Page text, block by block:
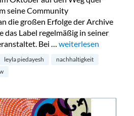
seine Community
die großen Erfolge der Archive
das Label regelmäßig in seiner
Bei … „lala Berlin begibt
weiterlesen
leyla piedayesh
nachhaltigkeit